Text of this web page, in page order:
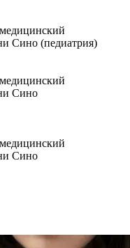
Сино (педиатрия)
Сино
Сино